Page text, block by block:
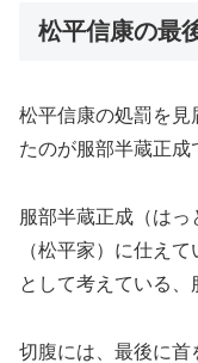
松平信康の最
松平信康の処罰を見
たのが服部半蔵正成
服部半蔵正成（は
（松平家）に仕え
として考えている、
切腹には、最後に首